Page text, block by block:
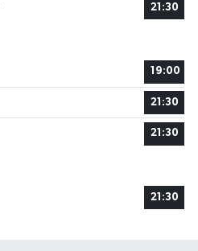
21:30
19:00
21:30
21:30
21:30